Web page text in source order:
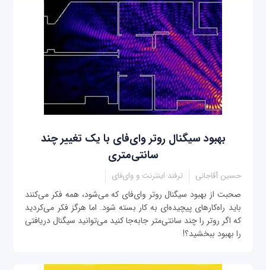
بهبود سیگنال روتر وای‌فای با یک تغییر چند
سانتی‌متری
حسین آقاجانی ترفند اینترنت و وای‌فای
صحبت از بهبود سیگنال روتر وای‌فای که می‌شود، همه فکر می‌کنند
باید راه‌کارهای پیچیده‌ای به کار بسته شود. اما هرگز فکر می‌کردید
که اگر روتر را چند سانتی‌متر جابه‌جا کنید می‌توانید سیگنال دریافتی
را بهبود ببخشید؟!